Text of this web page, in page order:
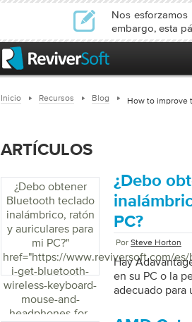
Nos
embargo, esta
Inicio Recursos Blog How to improve
ARTÍCULOS
¿Debo obtener
Bluetooth teclado
inalámbrico, ratón
y auriculares para
mi PC?"
href="https://www.reviversoft.com/
i-get-bluetooth-
wireless-keyboard-
mouse-and-
headphones-for-
¿Debo
PC?
Por Steve Horton
Hay
en su PC o la
adecuado para